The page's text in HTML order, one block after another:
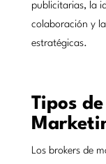
publicitarias, la
colaboración y
estratégicas.
Tipos
Los brokers de